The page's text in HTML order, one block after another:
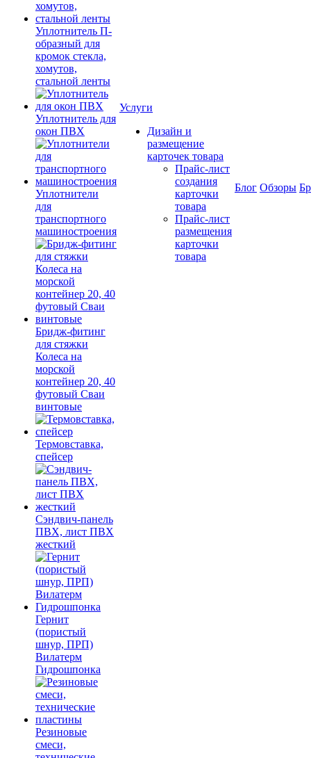
Уплотнитель П-
образный для
кромок стекла,
хомутов,
стальной ленты
Уплотнитель для
окон ПВХ
Уплотнители
для
транспортного
машиностроения
Бридж-фитинг
для стяжки
Колеса на
морской
контейнер 20, 40
футовый Сваи
винтовые
Термовставка,
спейсер
Сэндвич-панель
ПВХ, лист ПВХ
жесткий
Гернит
(пористый
шнур, ПРП)
Вилатерм
Гидрошпонка
Резиновые
смеси,
Услуги
Дизайн и
размещение
карточек товара
Прайс-лист
создания
карточки
товара
Прайс-лист
размещения
карточки
товара
Блог Обзоры